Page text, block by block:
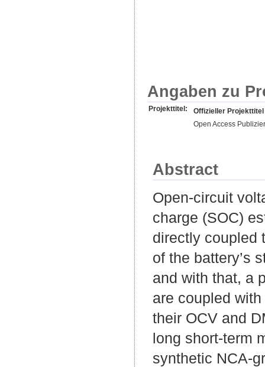
Angaben zu
Projekttitel:
Offizieller Projekttitel
Open Access
Abstract
Open-circuit
charge (SOC)
directly coupled
of the battery’s
and with that, a
are coupled
their OCV and
long short-term
synthetic NCA-